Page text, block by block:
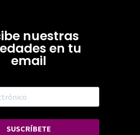
nuestras
en tu
email
SUSCRÍBETE